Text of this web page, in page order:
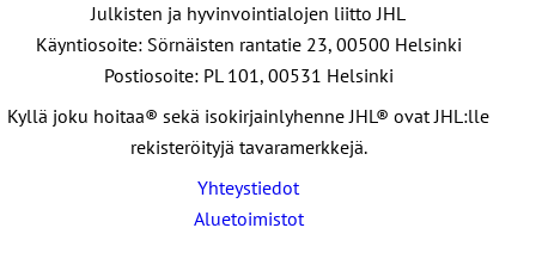
Julkisten ja hyvinvointialojen liitto JHL
Käyntiosoite: Sörnäisten rantatie 23, 00500 Helsinki
Postiosoite: PL 101, 00531 Helsinki
Kyllä joku hoitaa® sekä isokirjainlyhenne JHL® ovat JHL:lle
rekisteröityjä tavaramerkkejä.
Yhteystiedot
Aluetoimistot